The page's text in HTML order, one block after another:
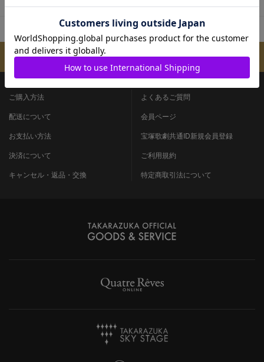
メールマガジンのご案内
ご購入方法
配送について
お支払い方法
決済について
キャンセル・返品・交換
よくあるご質問
会員ページ
宝塚歌劇共通ID新規会員登録
ご利用規約
特定商取引法について